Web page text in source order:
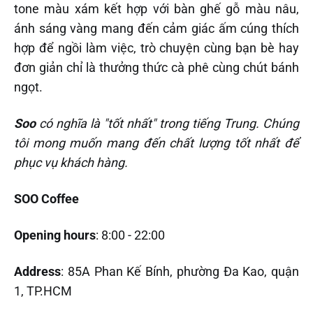
tone màu xám kết hợp với bàn ghế gỗ màu nâu,
ánh sáng vàng mang đến cảm giác ấm cúng thích
hợp để ngồi làm việc, trò chuyện cùng bạn bè hay
đơn giản chỉ là thưởng thức cà phê cùng chút bánh
ngọt.
Soocó nghĩa là "tốt nhất" trong tiếng Trung. Chúng
tôi mong muốn mang đến chất lượng tốt nhất để
phục vụ khách hàng.
SOO Coffee
Opening hours: 8:00 - 22:00
Address: 85A Phan Kế Bính, phường Đa Kao, quận
1, TP.HCM